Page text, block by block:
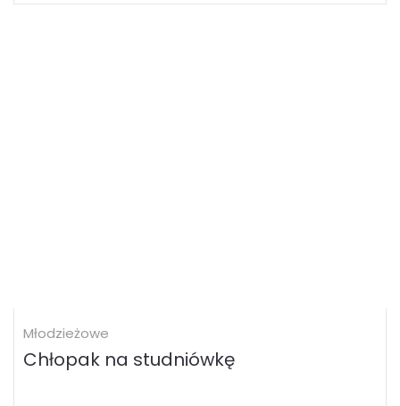
Młodzieżowe
Chłopak na studniówkę